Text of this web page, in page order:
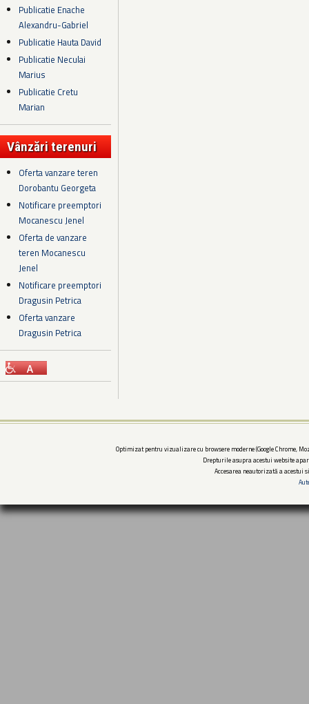
Publicatie Enache
Alexandru-Gabriel
Publicatie Hauta David
Publicatie Neculai
Marius
Publicatie Cretu
Marian
Vânzări terenuri
Oferta vanzare teren
Dorobantu Georgeta
Notificare preemptori
Mocanescu Jenel
Oferta de vanzare
teren Mocanescu
Jenel
Notificare preemptori
Dragusin Petrica
Oferta vanzare
Dragusin Petrica
Optimizat pentru vizualizare cu browsere moderne (Google Chrome,
Drepturile asupra acestui website
Accesarea neautorizată a acestui